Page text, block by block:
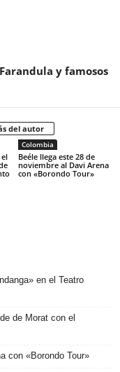
y famosos
del autor
Colombia
Beéle llega este 28 de
noviembre al Davi Arena
con «Borondo Tour»
en el Teatro
de Morat con el
con «Borondo Tour»